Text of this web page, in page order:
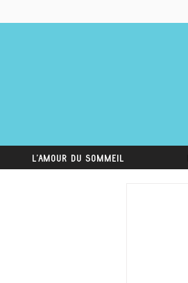
L'amour du sommeil